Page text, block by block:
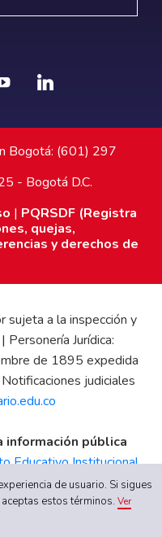
Bogotá: (601) 297
- Bogotá D.C.
| PQRSDF (Registra
quejas,
y derechos de
sujeta a la inspección y
Personería Jurídica:
de 1895 expedida
judiciales
información pública
Educativo Institucional
|Régimen
Código de Ética|Canal
de usuario. Si sigues
estos términos.Ver